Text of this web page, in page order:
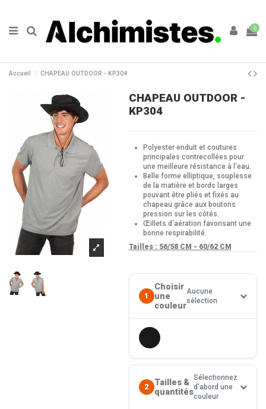
0
Accueil CHAPEAU OUTDOOR - KP304
CHAPEAU OUTDOOR -
KP304
Polyester enduit et coutures
principales contrecollées pour
une meilleure résistance à l'eau.
Belle forme elliptique, souplesse
de la matière et bords larges
pouvant être pliés et fixés au
chapeau grâce aux boutons
pression sur les côtés.
Œillets d'aération favorisant une
bonne respirabilité.
Tailles : 56/58 CM - 60/62 CM
1
Choisir
une
couleur
Aucune
sélection
2
Tailles &
quantités
Sélectionnez
d'abord une
couleur